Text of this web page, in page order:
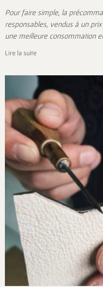
Pour faire simple, la
responsables, vendus à un
une meilleure consommation
Lire la suite